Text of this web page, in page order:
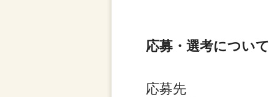
応募・選考について
応募先